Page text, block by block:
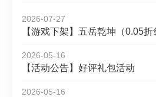
2026-07-27
【游戏下架】五岳乾坤（0.05
2026-05-16
【活动公告】好评礼包活动
2026-05-16